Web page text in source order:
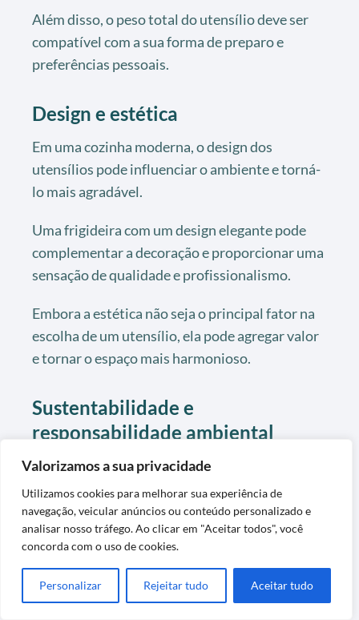
Valorizamos a sua privacidade
Utilizamos cookies para melhorar sua experiência de
navegação, veicular anúncios ou conteúdo personalizado e
analisar nosso tráfego. Ao clicar em "Aceitar todos", você
concorda com o uso de cookies.
Personalizar Rejeitar tudo Aceitar tudo
Além disso, o peso total do utensílio deve ser
compatível com a sua forma de preparo e
preferências pessoais.
Design e estética
Em uma cozinha moderna, o design dos
utensílios pode influenciar o ambiente e torná-
lo mais agradável.
Uma frigideira com um design elegante pode
complementar a decoração e proporcionar uma
sensação de qualidade e profissionalismo.
Embora a estética não seja o principal fator na
escolha de um utensílio, ela pode agregar valor
e tornar o espaço mais harmonioso.
Sustentabilidade e
responsabilidade ambiental
Cada vez mais, consumidores procuram por
produtos que tenham processos de fabricação
sustentáveis e que respeitem o meio ambiente.
Frigideiras produzidas com materiais eco-
friendly e processos que minimizam o impacto
ambiental são uma escolha consciente.